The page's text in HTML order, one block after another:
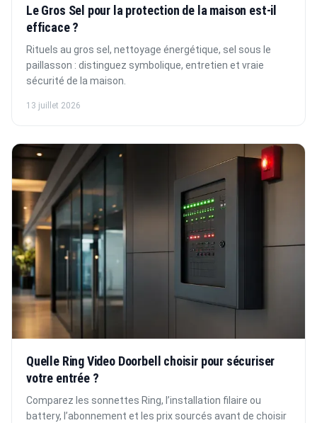
Le Gros Sel pour la protection de la maison est-il
efficace ?
Rituels au gros sel, nettoyage énergétique, sel sous le
paillasson : distinguez symbolique, entretien et vraie
sécurité de la maison.
13 juillet 2026
Quelle Ring Video Doorbell choisir pour sécuriser
votre entrée ?
Comparez les sonnettes Ring, l’installation filaire ou
battery, l’abonnement et les prix sourcés avant de choisir